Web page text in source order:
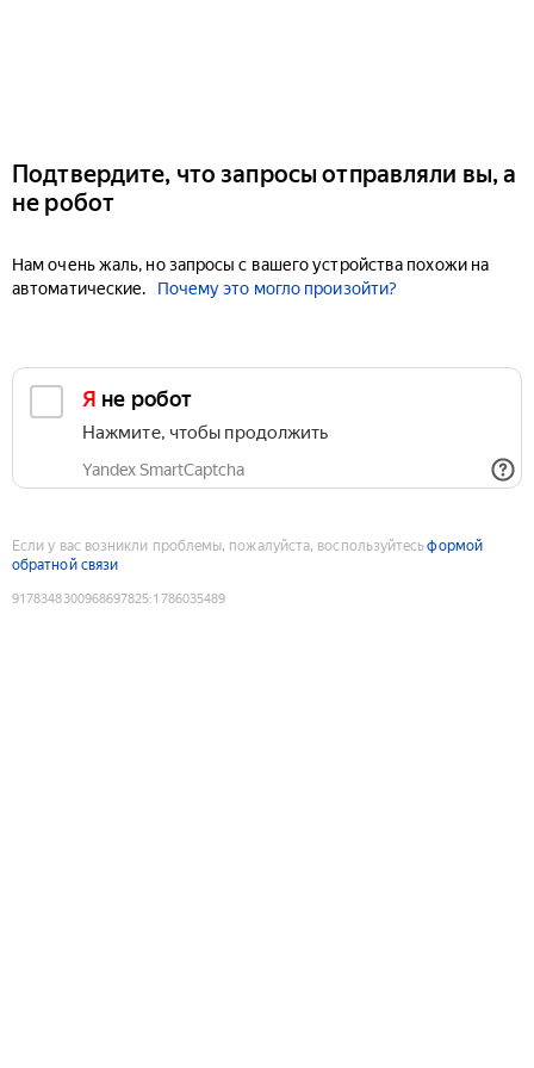
Подтвердите, что запросы отправляли вы, а
не робот
Нам очень жаль, но запросы с вашего устройства похожи на
автоматические.
Почему это могло произойти?
Я не робот
Нажмите, чтобы продолжить
Yandex SmartCaptcha
Если у вас возникли проблемы, пожалуйста, воспользуйтесьформой
обратной связи
9178348300968697825:1786035489